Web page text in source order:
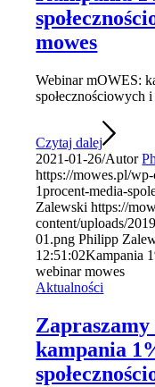
mowes
Webinar mOWES:
społecznościowych
Czytaj dalej
2021-01-26/Autor
https://mowes.pl/
1procent-media-
Zalewski https://
content/uploads/
01.png Philipp
12:51:02Kampania
webinar mowes
Aktualności
kampania